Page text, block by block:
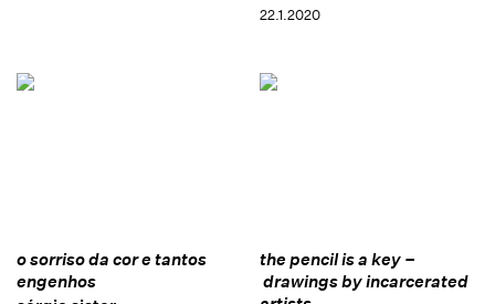
22.1.2020
o sorriso da cor e tantos
engenhos
the pencil is a key –
drawings by incarcerated